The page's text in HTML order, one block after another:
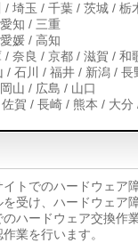
/ 埼玉 / 千葉 / 茨城 / 栃
知 / 三重
媛 / 高知
/ 奈良 / 京都 / 滋賀 / 和
/ 石川 / 福井 / 新潟 / 長
山 / 広島 / 山口
賀 / 長崎 / 熊本 / 大
イトでのハードウェア
を受け、ハードウェア
のハードウェア交換作
業を行います。